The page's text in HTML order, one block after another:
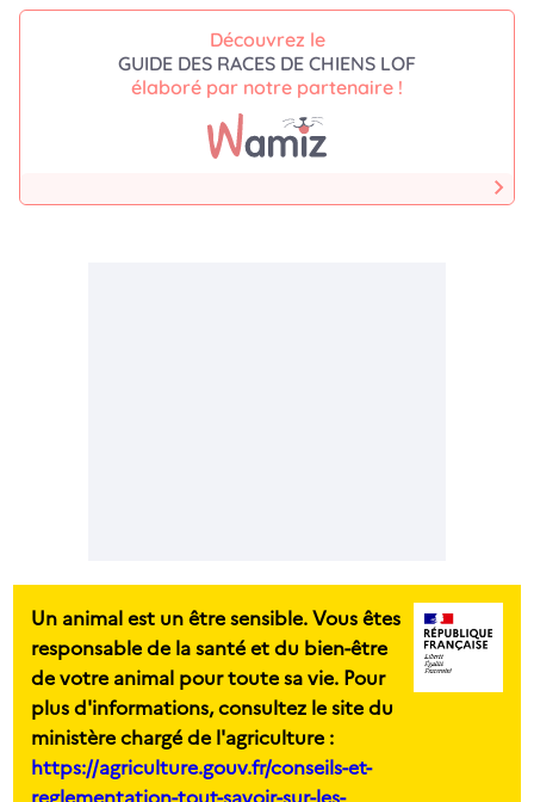
Découvrez le
GUIDE DES RACES DE CHIENS LOF
élaboré par notre partenaire !
Un animal est un être sensible. Vous êtes
responsable de la santé et du bien-être
de votre animal pour toute sa vie. Pour
plus d'informations, consultez le site du
ministère chargé de l'agriculture :
https://agriculture.gouv.fr/conseils-et-
reglementation-tout-savoir-sur-les-